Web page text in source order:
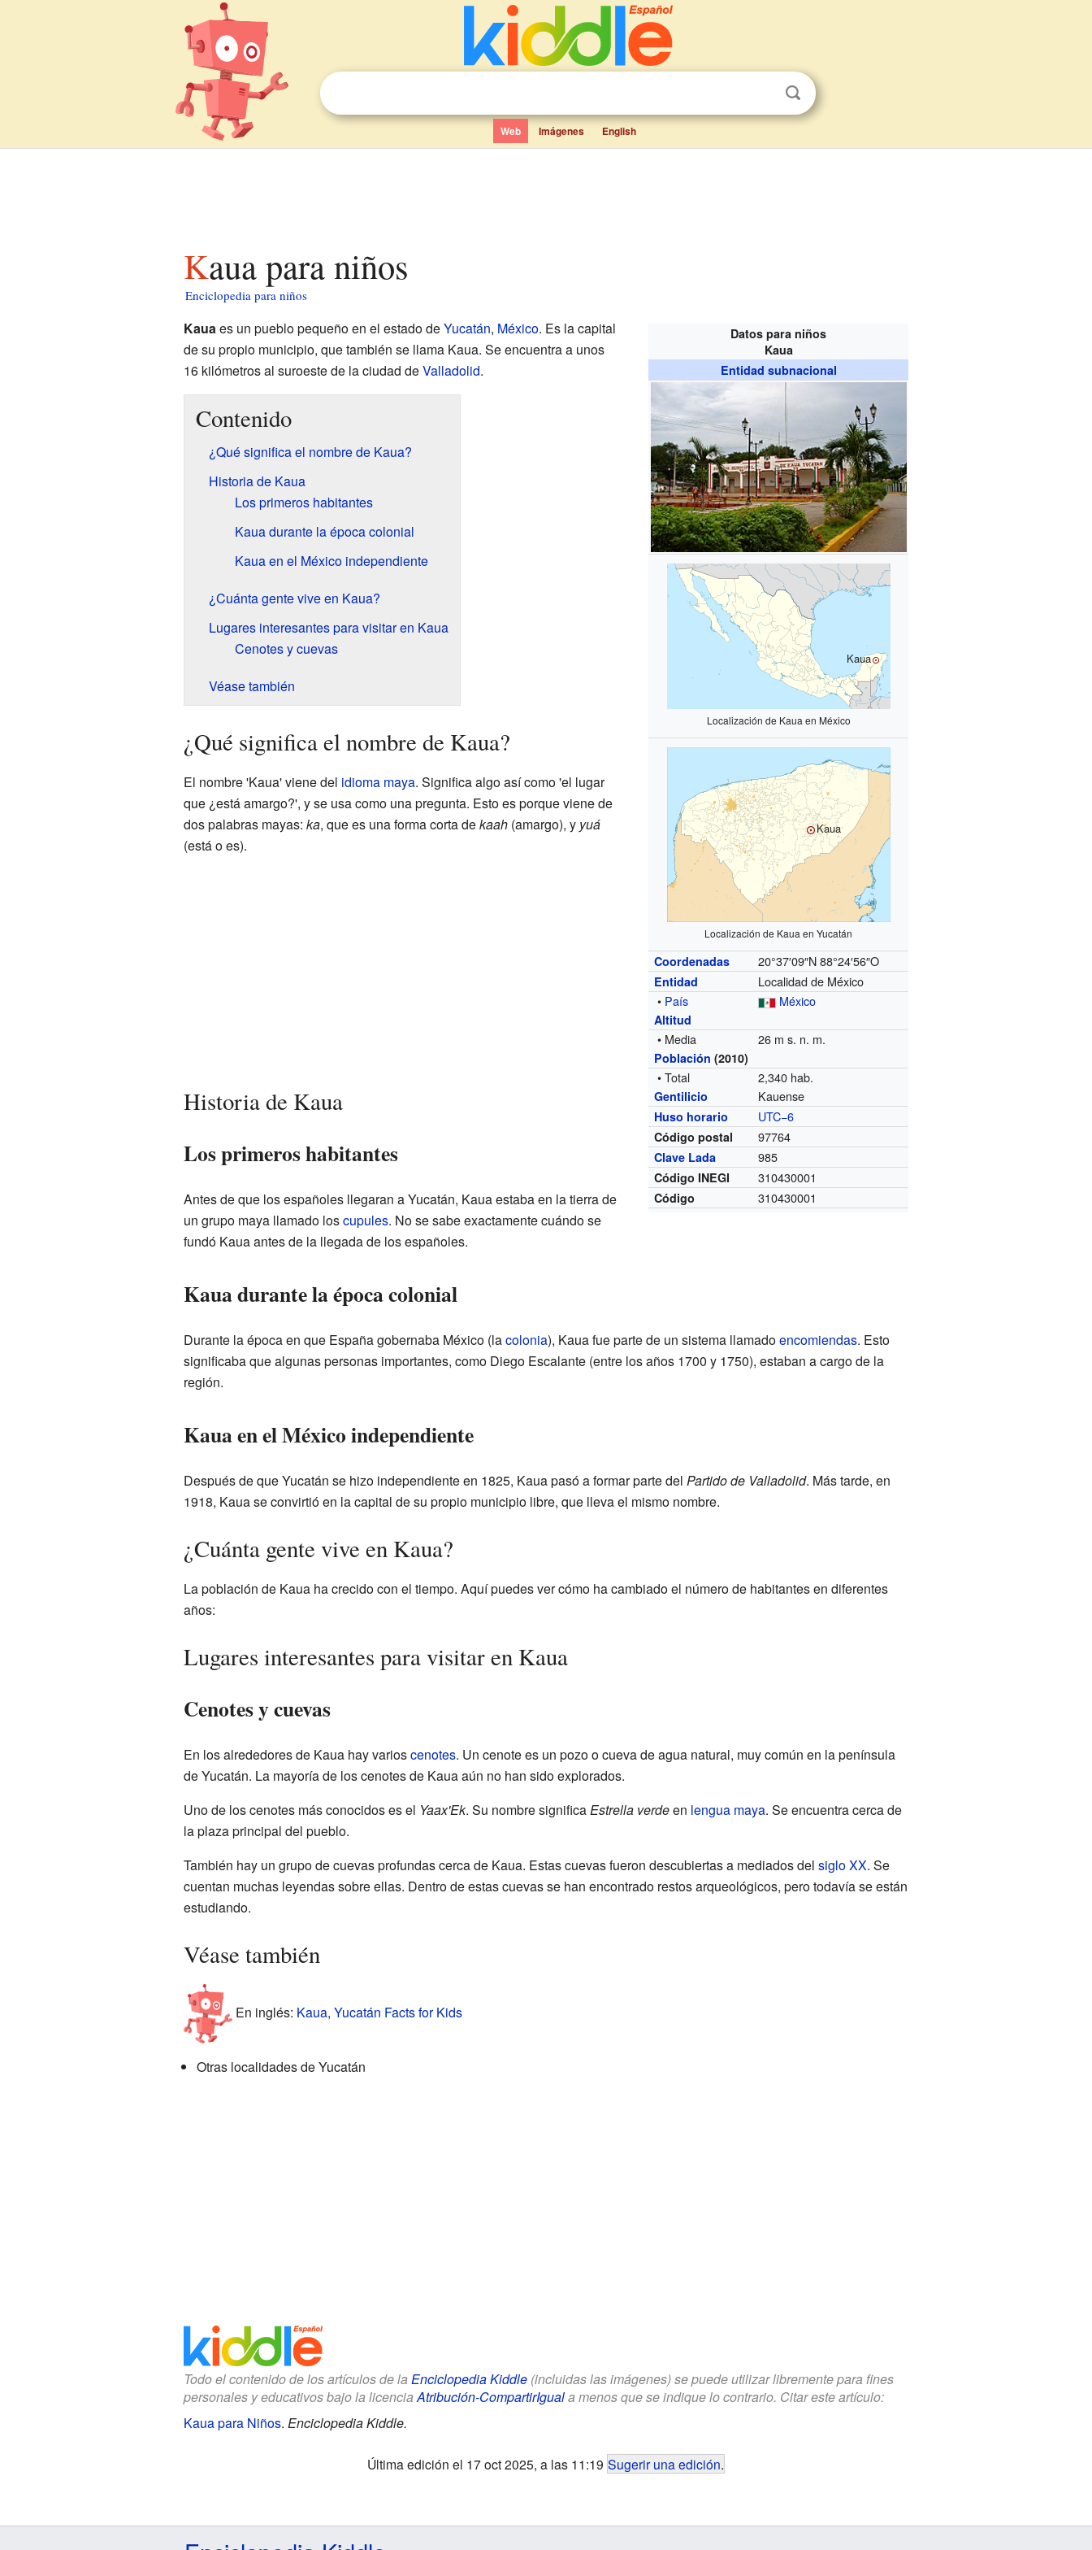
Web Imágenes English
Kaua para niños
Enciclopedia para niños
Datos para niños
Kaua
Entidad subnacional
Kaua
Localización de Kaua en México
Kaua
Localización de Kaua en Yucatán
Coordenadas 20°37′09″N 88°24′56″O
Entidad
Localidad de México
• País México
Altitud
• Media 26 m s. n. m.
Población (2010)
• Total 2,340 hab.
Gentilicio Kauense
Huso horario UTC−6
Código postal 97764
Clave Lada 985
Código INEGI 310430001
Código 310430001
Kauaes un pueblo pequeño en el estado deYucatán, México. Es la capital
de su propio municipio, que también se llama Kaua. Se encuentra a unos
16 kilómetros al suroeste de la ciudad deValladolid.
Contenido
¿Qué significa el nombre de Kaua?
Historia de Kaua
Los primeros habitantes
Kaua durante la época colonial
Kaua en el México independiente
¿Cuánta gente vive en Kaua?
Lugares interesantes para visitar en Kaua
Cenotes y cuevas
Véase también
¿Qué significa el nombre de Kaua?
El nombre 'Kaua' viene del idioma maya. Significa algo así como 'el lugar
que ¿está amargo?', y se usa como una pregunta. Esto es porque viene de
dos palabras mayas: ka, que es una forma corta dekaah(amargo), y yuá
(está o es).
Historia de Kaua
Los primeros habitantes
Antes de que los españoles llegaran a Yucatán, Kaua estaba en la tierra de
un grupo maya llamado loscupules. No se sabe exactamente cuándo se
fundó Kaua antes de la llegada de los españoles.
Kaua durante la época colonial
Durante la época en que España gobernaba México (lacolonia), Kaua fue parte de un sistema llamadoencomiendas. Esto
significaba que algunas personas importantes, como Diego Escalante (entre los años 1700 y 1750), estaban a cargo de la
región.
Kaua en el México independiente
Después de que Yucatán se hizo independiente en 1825, Kaua pasó a formar parte del Partido de Valladolid. Más tarde, en
1918, Kaua se convirtió en la capital de su propio municipio libre, que lleva el mismo nombre.
¿Cuánta gente vive en Kaua?
La población de Kaua ha crecido con el tiempo. Aquí puedes ver cómo ha cambiado el número de habitantes en diferentes
años:
Lugares interesantes para visitar en Kaua
Cenotes y cuevas
En los alrededores de Kaua hay varioscenotes. Un cenote es un pozo o cueva de agua natural, muy común en la península
de Yucatán. La mayoría de los cenotes de Kaua aún no han sido explorados.
Uno de los cenotes más conocidos es el Yaax'Ek. Su nombre significaEstrella verdeen lengua maya. Se encuentra cerca de
la plaza principal del pueblo.
También hay un grupo de cuevas profundas cerca de Kaua. Estas cuevas fueron descubiertas a mediados del siglo XX. Se
cuentan muchas leyendas sobre ellas. Dentro de estas cuevas se han encontrado restos arqueológicos, pero todavía se están
estudiando.
Véase también
En inglés: Kaua, Yucatán Facts for Kids
Otras localidades de Yucatán
Todo el contenido de los artículos de la Enciclopedia Kiddle(incluidas las imágenes) se puede utilizar libremente para fines
personales y educativos bajo la licenciaAtribución-CompartirIguala menos que se indique lo contrario. Citar este artículo:
Kaua para Niños. Enciclopedia Kiddle.
Última edición el 17 oct 2025, a las 11:19 Sugerir una edición.